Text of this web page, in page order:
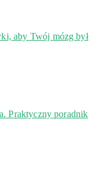
aby Twój mózg był
Praktyczny poradnik